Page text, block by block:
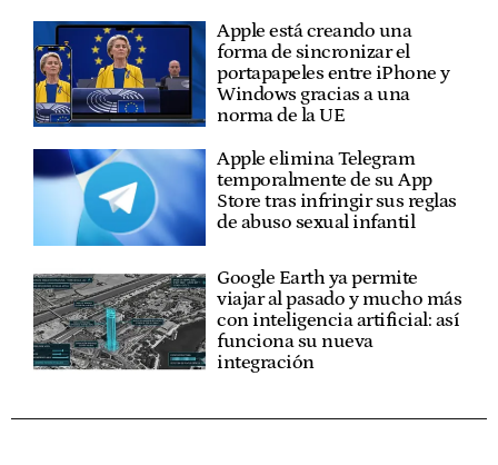
Apple está creando una
forma de sincronizar el
portapapeles entre iPhone y
Windows gracias a una
norma de la UE
Apple elimina Telegram
temporalmente de su App
Store tras infringir sus reglas
de abuso sexual infantil
Google Earth ya permite
viajar al pasado y mucho más
con inteligencia artificial: así
funciona su nueva
integración